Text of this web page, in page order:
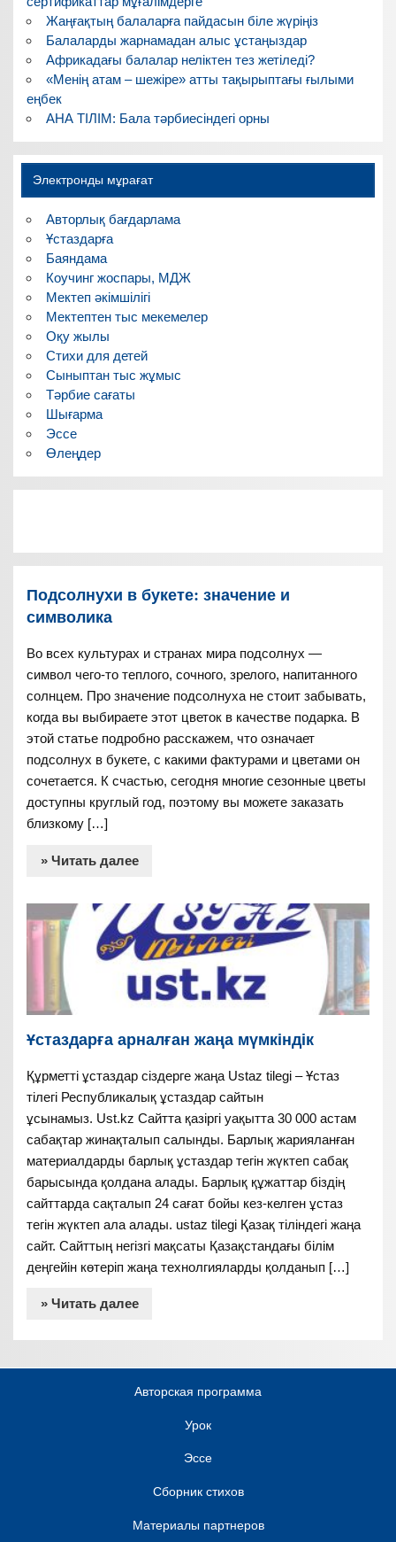
Жаңғақтың балаларға пайдасын біле жүріңіз
Балаларды жарнамадан алыс ұстаңыздар
Африкадағы балалар неліктен тез жетіледі?
«Менің атам – шежіре» атты тақырыптағы ғылыми
еңбек
АНА ТІЛІМ: Бала тәрбиесіндегі орны
Электронды мұрағат
Авторлық бағдарлама
Ұстаздарға
Баяндама
Коучинг жоспары, МДЖ
Мектеп әкімшілігі
Мектептен тыс мекемелер
Оқу жылы
Стихи для детей
Сыныптан тыс жұмыс
Тәрбие сағаты
Шығарма
Эссе
Өлеңдер
Подсолнухи в букете: значение и
символика
Во всех культурах и странах мира подсолнух —
символ чего-то теплого, сочного, зрелого, напитанного
солнцем. Про значение подсолнуха не стоит забывать,
когда вы выбираете этот цветок в качестве подарка. В
этой статье подробно расскажем, что означает
подсолнух в букете, с какими фактурами и цветами он
сочетается. К счастью, сегодня многие сезонные цветы
доступны круглый год, поэтому вы можете заказать
близкому […]
» Читать далее
Ұстаздарға арналған жаңа мүмкіндік
Құрметті ұстаздар сіздерге жаңа Ustaz tilegi – Ұстаз
тілегі Республикалық ұстаздар сайтын
ұсынамыз. Ust.kz Сайтта қазіргі уақытта 30 000 астам
сабақтар жинақталып салынды. Барлық жарияланған
материалдарды барлық ұстаздар тегін жүктеп сабақ
барысында қолдана алады. Барлық құжаттар біздің
сайттарда сақталып 24 сағат бойы кез-келген ұстаз
тегін жүктеп ала алады. ustaz tilegi Қазақ тіліндегі жаңа
сайт. Сайттың негізгі мақсаты Қазақстандағы білім
деңгейін көтеріп жаңа технолгияларды қолданып […]
» Читать далее
Авторская программа
Урок
Эссе
Сборник стихов
Материалы партнеров